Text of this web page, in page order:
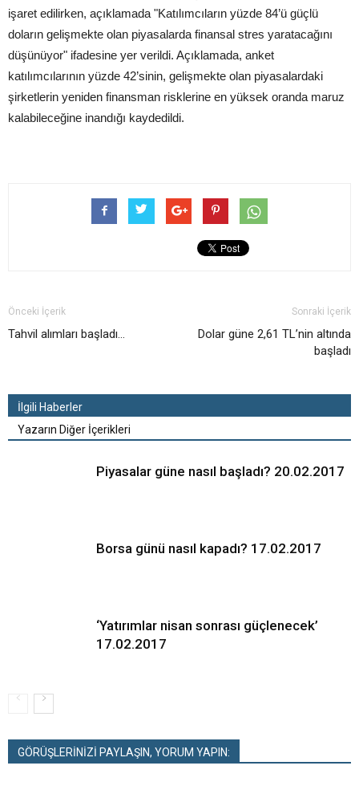
işaret edilirken, açıklamada "Katılımcıların yüzde 84’ü güçlü
doların gelişmekte olan piyasalarda finansal stres yaratacağını
düşünüyor" ifadesine yer verildi. Açıklamada, anket
katılımcılarının yüzde 42’sinin, gelişmekte olan piyasalardaki
şirketlerin yeniden finansman risklerine en yüksek oranda maruz
kalabileceğine inandığı kaydedildi.
Önceki İçerik
Tahvil alımları başladı…
Sonraki İçerik
Dolar güne 2,61 TL’nin altında
başladı
İlgili Haberler
Yazarın Diğer İçerikleri
Piyasalar güne nasıl başladı? 20.02.2017
Borsa günü nasıl kapadı? 17.02.2017
‘Yatırımlar nisan sonrası güçlenecek’
17.02.2017
GÖRÜŞLERİNİZİ PAYLAŞIN, YORUM YAPIN: